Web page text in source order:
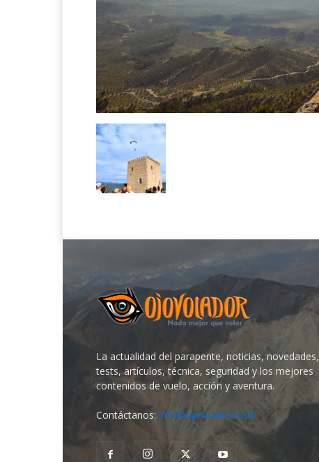
La actualidad del parapente, noticias, novedades,
tests, artículos, técnica, seguridad y los mejores
contenidos de vuelo, acción y aventura.
Contáctanos: info@ojovolador.com